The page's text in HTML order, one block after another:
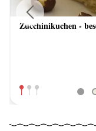
Zucchinikuchen -
Previous